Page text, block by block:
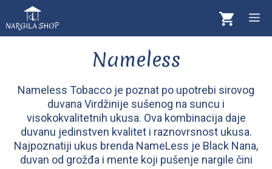
to
content
Nameless
Nameless Tobacco je poznat po upotrebi sirovog
duvana Virdžinije sušenog na suncu i
visokokvalitetnih ukusa. Ova kombinacija daje
duvanu jedinstven kvalitet i raznovrsnost ukusa.
Najpoznatiji ukus brenda NameLess je Black Nana,
duvan od grožđa i mente koji pušenje nargile čini